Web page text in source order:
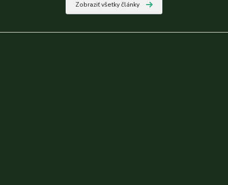
Zobraziť všetky články